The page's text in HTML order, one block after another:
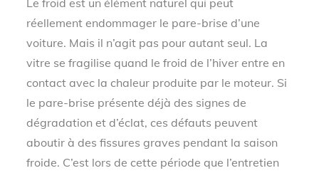
réellement endommager le pare-brise d’une
voiture. Mais il n’agit pas pour autant seul. La
vitre se fragilise quand le froid de l’hiver entre en
contact avec la chaleur produite par le moteur. Si
le pare-brise présente déjà des signes de
dégradation et d’éclat, ces défauts peuvent
aboutir à des fissures graves pendant la saison
froide. C’est lors de cette période que l’entretien